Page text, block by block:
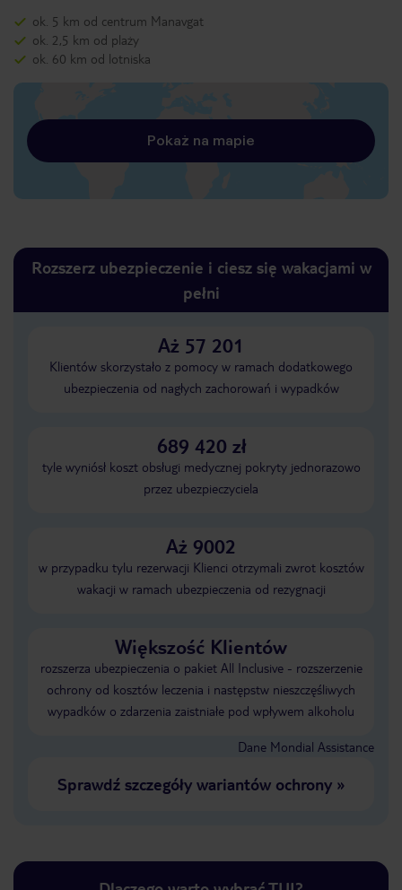
ok. 5 km od centrum Manavgat
ok. 2,5 km od plaży
ok. 60 km od lotniska
Pokaż na mapie
Rozszerz ubezpieczenie i ciesz się wakacjami w
pełni
Aż 57 201
Klientów skorzystało z pomocy w ramach dodatkowego
ubezpieczenia od nagłych zachorowań i wypadków
689 420 zł
tyle wyniósł koszt obsługi medycznej pokryty jednorazowo
przez ubezpieczyciela
Aż 9002
w przypadku tylu rezerwacji Klienci otrzymali zwrot kosztów
wakacji w ramach ubezpieczenia od rezygnacji
Większość Klientów
rozszerza ubezpieczenia o pakiet All Inclusive - rozszerzenie
ochrony od kosztów leczenia i następstw nieszczęśliwych
wypadków o zdarzenia zaistniałe pod wpływem alkoholu
Dane Mondial Assistance
Sprawdź szczegóły wariantów ochrony»